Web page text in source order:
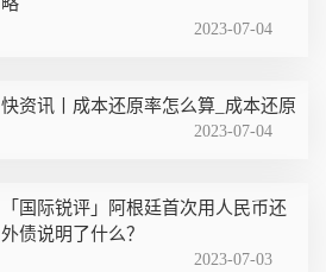
2023-07-04
快资讯丨成本还原率怎么算_成本还原
2023-07-04
「国际锐评」阿根廷首次用人民币还
外债说明了什么？
2023-07-03